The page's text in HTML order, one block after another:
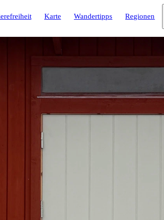
Karte Wandertipps Regionen